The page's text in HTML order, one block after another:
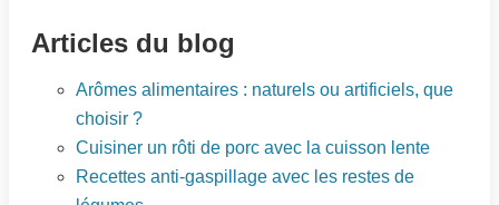
Articles du blog
Arômes alimentaires : naturels ou artificiels, que
choisir ?
Cuisiner un rôti de porc avec la cuisson lente
Recettes anti-gaspillage avec les restes de